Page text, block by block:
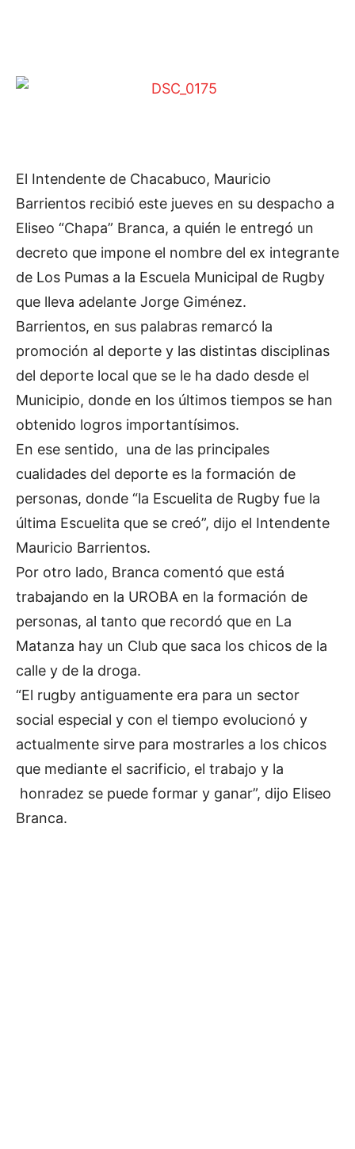
El Intendente de Chacabuco, Mauricio
Barrientos recibió este jueves en su despacho a
Eliseo “Chapa” Branca, a quién le entregó un
decreto que impone el nombre del ex integrante
de Los Pumas a la Escuela Municipal de Rugby
que lleva adelante Jorge Giménez.
Barrientos, en sus palabras remarcó la
promoción al deporte y las distintas disciplinas
del deporte local que se le ha dado desde el
Municipio, donde en los últimos tiempos se han
obtenido logros importantísimos.
En ese sentido, una de las principales
cualidades del deporte es la formación de
personas, donde “la Escuelita de Rugby fue la
última Escuelita que se creó”, dijo el Intendente
Mauricio Barrientos.
Por otro lado, Branca comentó que está
trabajando en la UROBA en la formación de
personas, al tanto que recordó que en La
Matanza hay un Club que saca los chicos de la
calle y de la droga.
“El rugby antiguamente era para un sector
social especial y con el tiempo evolucionó y
actualmente sirve para mostrarles a los chicos
que mediante el sacrificio, el trabajo y la
honradez se puede formar y ganar”, dijo Eliseo
Branca.